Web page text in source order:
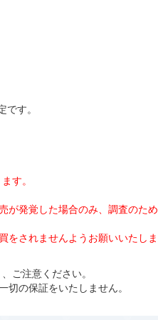
す。
す。
が発覚した場合のみ、調査のため
をされませんようお願いいたしま
ご注意ください。
の保証をいたしません。